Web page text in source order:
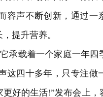
容声不断创新，通过一
提升营养。
载着一个家庭一年四
这四十多年，只专注做
好的生活!”发布会上，